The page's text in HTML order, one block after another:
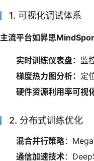
1. 可视化调试体系
主流平台如昇思
实时训练仪表盘： 监
梯度热力图分析： 定
硬件资源利用率可视
2. 分布式训练优化
混合并行策略：
通信加速技术：